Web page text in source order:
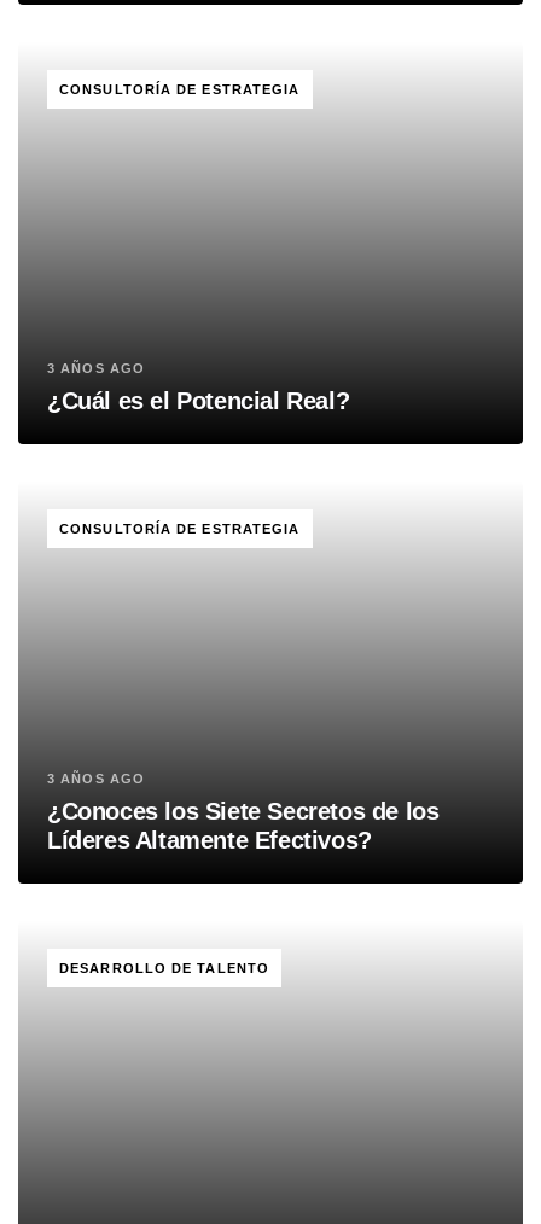
CONSULTORÍA DE ESTRATEGIA
3 AÑOS AGO
¿Cuál es el Potencial Real?
CONSULTORÍA DE ESTRATEGIA
3 AÑOS AGO
¿Conoces los Siete Secretos de los
Líderes Altamente Efectivos?
DESARROLLO DE TALENTO